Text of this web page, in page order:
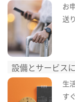
お
送
設備とサービス
生
す